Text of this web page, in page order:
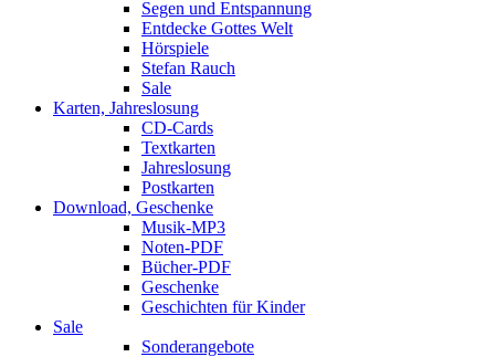
Segen und Entspannung
Entdecke Gottes Welt
Hörspiele
Stefan Rauch
Sale
Karten, Jahreslosung
CD-Cards
Textkarten
Jahreslosung
Postkarten
Download, Geschenke
Musik-MP3
Noten-PDF
Bücher-PDF
Geschenke
Geschichten für Kinder
Sale
Sonderangebote